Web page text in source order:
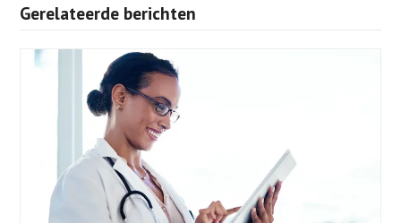
Gerelateerde berichten